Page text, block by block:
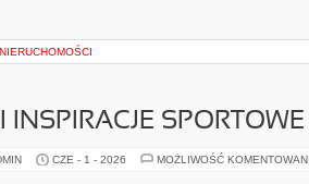
NIERUCHOMOŚCI
I INSPIRACJE SPORTOWE
CZE - 1 - 2026 MOŻLIWOŚĆ